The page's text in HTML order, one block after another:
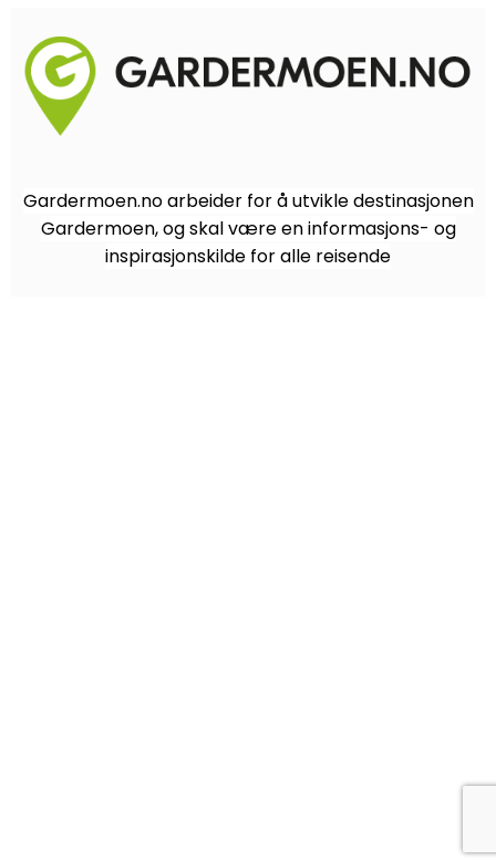
Gardermoen.no arbeider for å utvikle destinasjonen
Gardermoen, og skal være en informasjons- og
inspirasjonskilde for alle reisende